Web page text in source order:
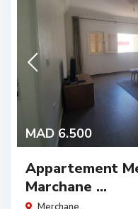
MAD 6.500
Appartement
Marchane ...